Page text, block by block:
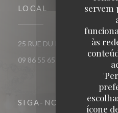
servem
às
ícone
LOCAL
25 RUE DU ROI DE SICILE
09 86 55 65 65
SIGA-NOS